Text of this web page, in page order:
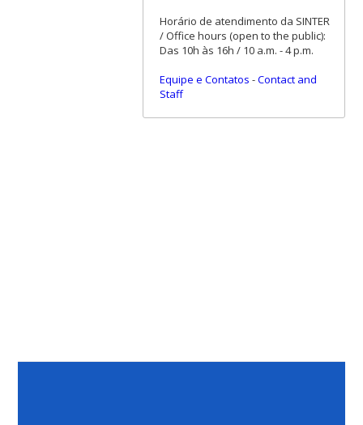
Horário de atendimento da SINTER
/ Office hours (open to the public):
Das 10h às 16h / 10 a.m. - 4 p.m.
Equipe e Contatos -Contact and
Staff